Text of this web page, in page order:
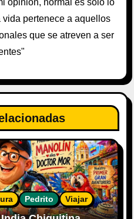
pertenece a aquellos
que se atreven a ser
Pedrito Viajar